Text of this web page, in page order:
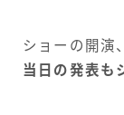
ショーの開演
当日の発表も